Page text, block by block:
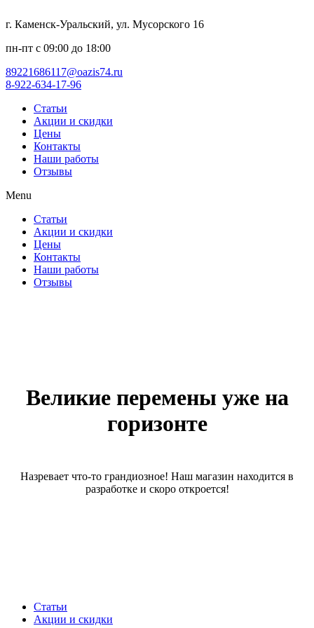
г. Каменск-Уральский, ул. Мусорского 16
пн-пт с 09:00 до 18:00
89221686117@oazis74.ru
8-922-634-17-96
Статьи
Акции и скидки
Цены
Контакты
Наши работы
Отзывы
Menu
Статьи
Акции и скидки
Цены
Контакты
Наши работы
Отзывы
Великие перемены уже на
горизонте
Назревает что-то грандиозное! Наш магазин находится в
разработке и скоро откроется!
Статьи
Акции и скидки